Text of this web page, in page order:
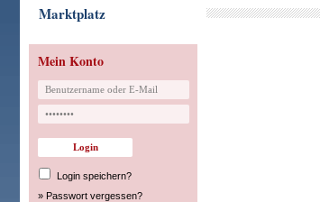
Marktplatz
Mein Konto
Login speichern?
» Passwort vergessen?